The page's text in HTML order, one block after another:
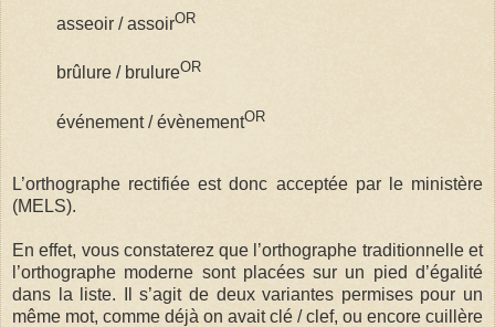
asseoir / assoirOR
brûlure / brulureOR
événement / évènementOR
L’orthographe rectifiée est donc acceptée par le ministère
(MELS).
En effet, vous constaterez que l’orthographe traditionnelle et
l’orthographe moderne sont placées sur un pied d’égalité
dans la liste. Il s’agit de deux variantes permises pour un
même mot, comme déjà on avait clé / clef, ou encore cuillère